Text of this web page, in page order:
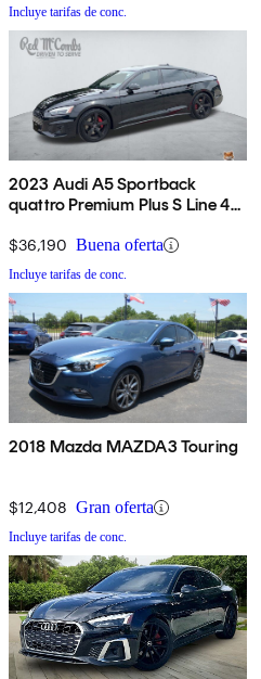
Incluye tarifas de conc.
2023 Audi A5 Sportback
quattro Premium Plus S Line 45
$36,190 Buena oferta
Incluye tarifas de conc.
2018 Mazda MAZDA3 Touring
$12,408 Gran oferta
Incluye tarifas de conc.